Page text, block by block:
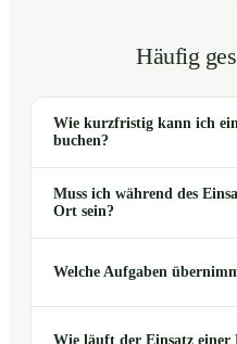
Häufig
Wie kurzfristig kann ich
buchen?
Muss ich während des
Ort sein?
Welche Aufgaben
Wie läuft der Einsatz